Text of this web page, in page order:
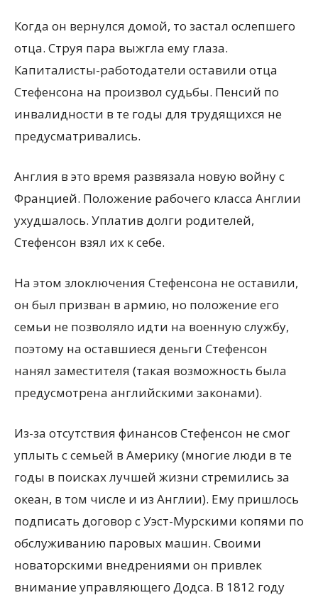
Когда он вернулся домой, то застал ослепшего
отца. Струя пара выжгла ему глаза.
Капиталисты-работодатели оставили отца
Стефенсона на произвол судьбы. Пенсий по
инвалидности в те годы для трудящихся не
предусматривались.
Англия в это время развязала новую войну с
Францией. Положение рабочего класса Англии
ухудшалось. Уплатив долги родителей,
Стефенсон взял их к себе.
На этом злоключения Стефенсона не оставили,
он был призван в армию, но положение его
семьи не позволяло идти на военную службу,
поэтому на оставшиеся деньги Стефенсон
нанял заместителя (такая возможность была
предусмотрена английскими законами).
Из-за отсутствия финансов Стефенсон не смог
уплыть с семьей в Америку (многие люди в те
годы в поисках лучшей жизни стремились за
океан, в том числе и из Англии). Ему пришлось
подписать договор с Уэст-Мурскими копями по
обслуживанию паровых машин. Своими
новаторскими внедрениями он привлек
внимание управляющего Додса. В 1812 году